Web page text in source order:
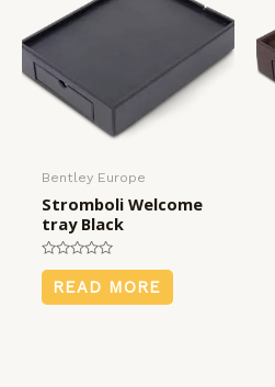
Bentley Europe
Stromboli Welcome
tray Black
Rated
out
of
READ MORE